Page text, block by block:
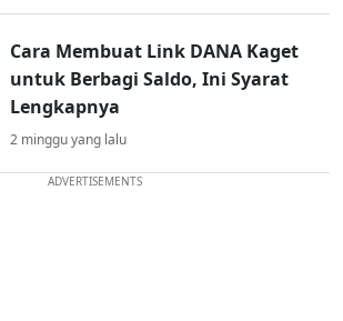
Cara Membuat Link DANA Kaget
untuk Berbagi Saldo, Ini Syarat
Lengkapnya
2 minggu yang lalu
ADVERTISEMENTS